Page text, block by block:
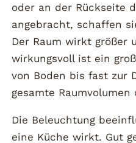
oder an der Rückseite
angebracht, schaffen
Der Raum wirkt größer
wirkungsvoll ist ein
von Boden bis fast zur
gesamte
Die Beleuchtung
eine Küche wirkt. Gut